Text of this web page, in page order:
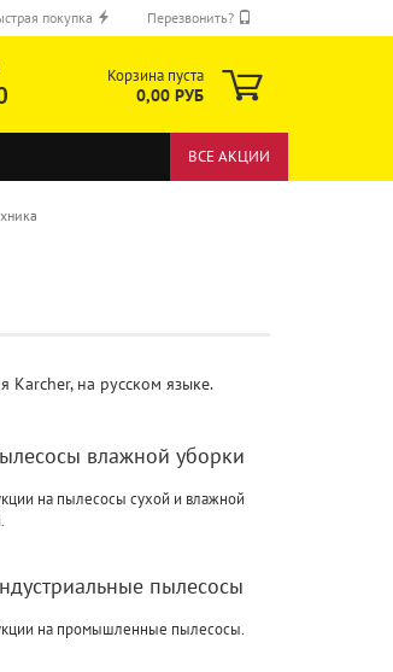
покупка Перезвонить?
Корзина пуста
0,00 РУБ
ВСЕ АКЦИИ
Karcher, на русском языке.
влажной уборки
на пылесосы сухой и влажной
пылесосы
на промышленные пылесосы.